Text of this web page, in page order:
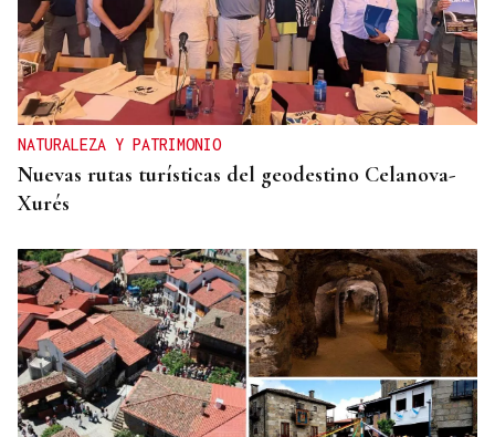
NATURALEZA Y PATRIMONIO
Nuevas rutas turísticas del geodestino Celanova-
Xurés